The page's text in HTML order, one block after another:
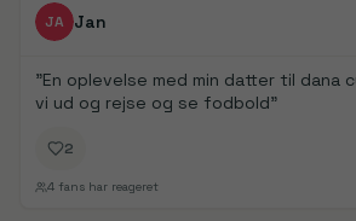
FanDays bidrag
JA Jan
"En oplevelse med min datter til dana
vi ud og rejse og se fodbold"
2
4 fans har reageret